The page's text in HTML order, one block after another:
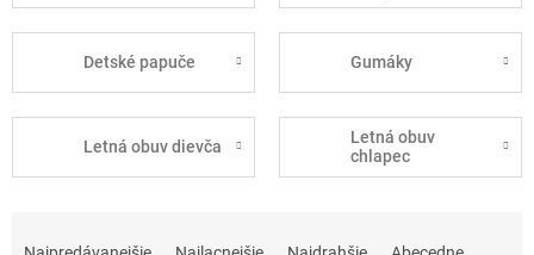
Detské papuče Gumáky
Letná obuv dievča
Letná obuv
chlapec